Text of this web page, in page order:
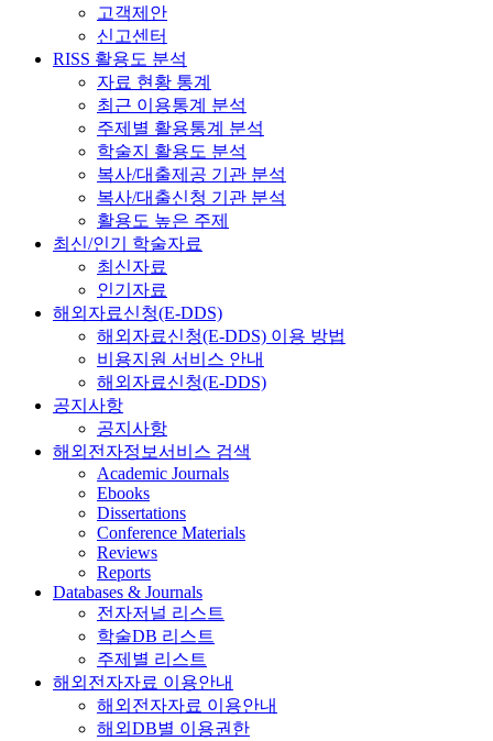
고객제안
신고센터
RISS 활용도 분석
자료 현황 통계
최근 이용통계 분석
주제별 활용통계 분석
학술지 활용도 분석
복사/대출제공 기관 분석
복사/대출신청 기관 분석
활용도 높은 주제
최신/인기 학술자료
최신자료
인기자료
해외자료신청(E-DDS)
해외자료신청(E-DDS) 이용 방법
비용지원 서비스 안내
해외자료신청(E-DDS)
공지사항
공지사항
해외전자정보서비스 검색
Academic Journals
Ebooks
Dissertations
Conference Materials
Reviews
Reports
Databases & Journals
전자저널 리스트
학술DB 리스트
주제별 리스트
해외전자자료 이용안내
해외전자자료 이용안내
해외DB별 이용권한